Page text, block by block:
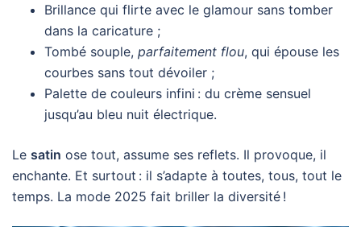
Brillance qui flirte avec le glamour sans tomber
dans la caricature ;
Tombé souple, parfaitement flou, qui épouse les
courbes sans tout dévoiler ;
Palette de couleurs infini : du crème sensuel
jusqu’au bleu nuit électrique.
Le satin ose tout, assume ses reflets. Il provoque, il
enchante. Et surtout : il s’adapte à toutes, tous, tout le
temps. La mode 2025 fait briller la diversité !